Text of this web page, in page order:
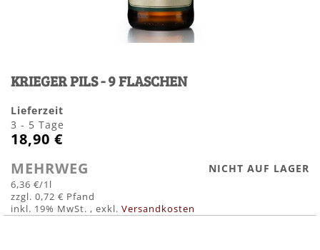
KRIEGER PILS - 9 FLASCHEN
Lieferzeit
3 - 5 Tage
18,90 €
MEHRWEG
6,36 €/1l
0,72 €
inkl. 19% MwSt. , exkl. Versandkosten
NICHT AUF LAGER
der
Bildergalerie
springen